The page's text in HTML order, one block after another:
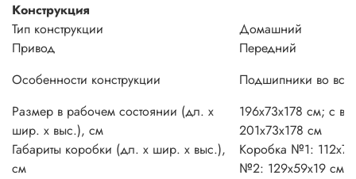
Конструкция
Тип конструкции
Домашний
Привод
Передний
Особенности конструкции
Подшипники во
Размер в рабочем состоянии (дл. х
шир. х выс.), см
196х73х178 см; с
201х73х178 см
Габариты коробки (дл. х шир. х выс.),
см
Коробка №1:
№2: 129х59х19 см